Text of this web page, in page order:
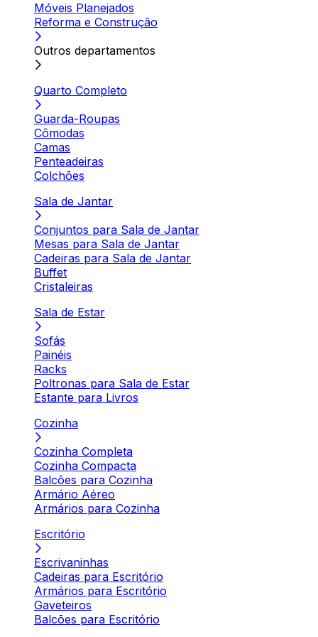
Móveis Planejados
Reforma e Construção
Outros departamentos
Quarto Completo
Guarda-Roupas
Cômodas
Camas
Penteadeiras
Colchões
Sala de Jantar
Conjuntos para Sala de Jantar
Mesas para Sala de Jantar
Cadeiras para Sala de Jantar
Buffet
Cristaleiras
Sala de Estar
Sofás
Painéis
Racks
Poltronas para Sala de Estar
Estante para Livros
Cozinha
Cozinha Completa
Cozinha Compacta
Balcões para Cozinha
Armário Aéreo
Armários para Cozinha
Escritório
Escrivaninhas
Cadeiras para Escritório
Armários para Escritório
Gaveteiros
Balcões para Escritório